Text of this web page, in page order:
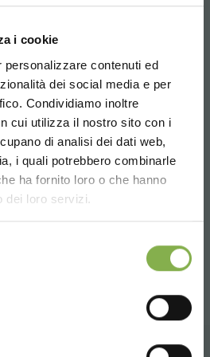
i cookie
contenuti ed
dei social media e per
Condividiamo inoltre
cui utilizza il nostro sito con i
di analisi dei dati web,
i quali potrebbero combinarle
ha fornito loro o che hanno
dei loro servizi.
- генеральный
you are in and your
browsing experience